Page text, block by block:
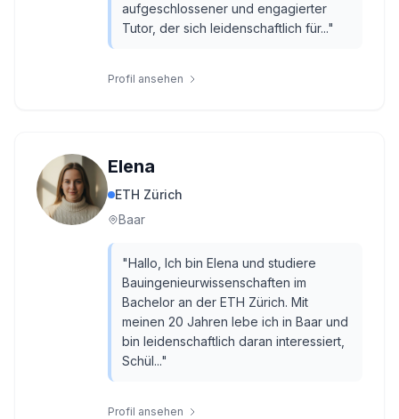
aufgeschlossener und engagierter
Tutor, der sich leidenschaftlich für..."
Profil ansehen
Elena
ETH Zürich
Baar
"Hallo, Ich bin Elena und studiere
Bauingenieurwissenschaften im
Bachelor an der ETH Zürich. Mit
meinen 20 Jahren lebe ich in Baar und
bin leidenschaftlich daran interessiert,
Schül..."
Profil ansehen